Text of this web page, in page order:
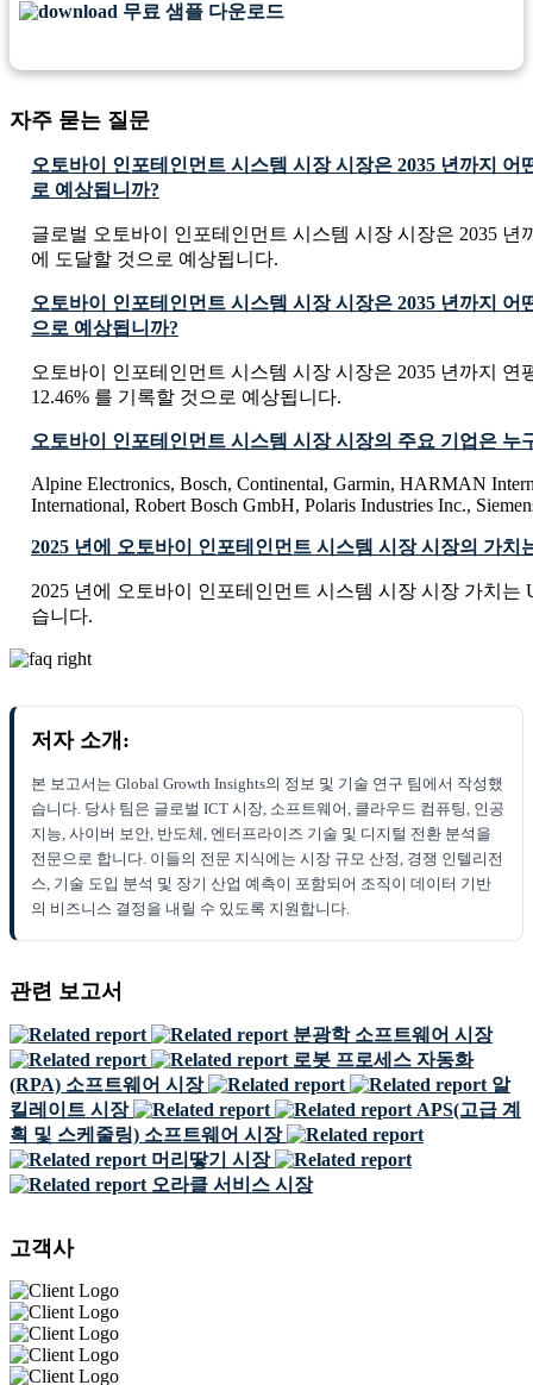
무료 샘플 다운로드
자주 묻는 질문
오토바이 인포테인먼트 시스템 시장 시장은 2035 년까지 어
로 예상됩니까?
글로벌 오토바이 인포테인먼트 시스템 시장 시장은 2035 년
에 도달할 것으로 예상됩니다.
오토바이 인포테인먼트 시스템 시장 시장은 2035 년까지 어
으로 예상됩니까?
오토바이 인포테인먼트 시스템 시장 시장은 2035 년까지 연
12.46% 를 기록할 것으로 예상됩니다.
오토바이 인포테인먼트 시스템 시장 시장의 주요 기업은 누
Alpine Electronics, Bosch, Continental, Garmin, HARMAN
International, Robert Bosch GmbH, Polaris Industries Inc.,
2025 년에 오토바이 인포테인먼트 시스템 시장 시장의 가치
2025 년에 오토바이 인포테인먼트 시스템 시장 시장 가치는
습니다.
저자 소개:
본 보고서는 Global Growth Insights의 정보 및 기술 연구 팀에서 작성했
습니다. 당사 팀은 글로벌 ICT 시장, 소프트웨어, 클라우드 컴퓨팅, 인공
지능, 사이버 보안, 반도체, 엔터프라이즈 기술 및 디지털 전환 분석을
전문으로 합니다. 이들의 전문 지식에는 시장 규모 산정, 경쟁 인텔리전
스, 기술 도입 분석 및 장기 산업 예측이 포함되어 조직이 데이터 기반
의 비즈니스 결정을 내릴 수 있도록 지원합니다.
관련 보고서
분광학 소프트웨어 시장
로봇 프로세스 자동화
(RPA) 소프트웨어 시장
알
킬레이트 시장
APS(고급 계
획 및 스케줄링) 소프트웨어 시장
머리땋기 시장
오라클 서비스 시장
고객사